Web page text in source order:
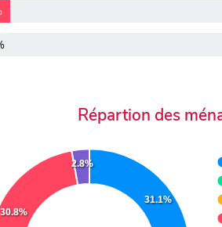
Répartion des
31.1%
30.8%
2.8%